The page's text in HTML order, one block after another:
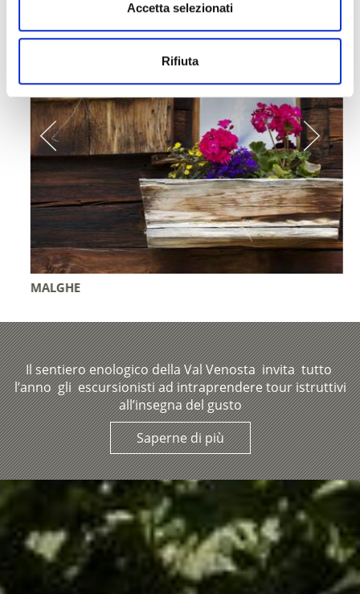
Accetta selezionati
Rifiuta
MALGHE
Il sentiero enologico della Val Venosta invita tutto
l’anno gli escursionisti ad intraprendere tour istruttivi
all’insegna del gusto
Saperne di più